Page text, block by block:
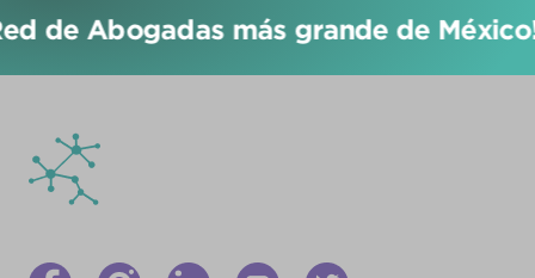
de Abogadas más grande de México!